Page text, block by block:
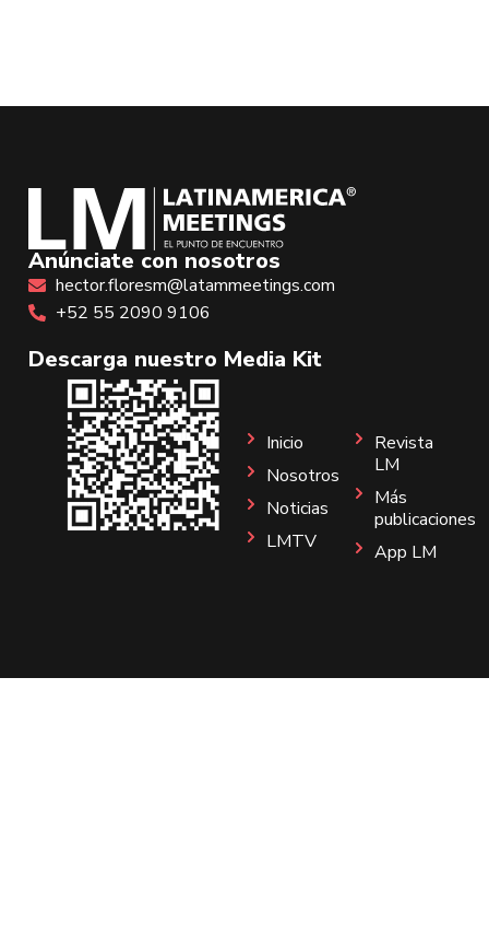
Anúnciate con nosotros
hector.floresm@latammeetings.com
+52 55 2090 9106
Descarga nuestro Media Kit
Inicio
Nosotros
Noticias
LMTV
Revista
LM
Más
publicaciones
App LM